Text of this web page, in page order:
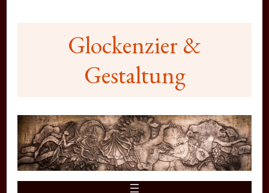
Glockenzier &
Gestaltung